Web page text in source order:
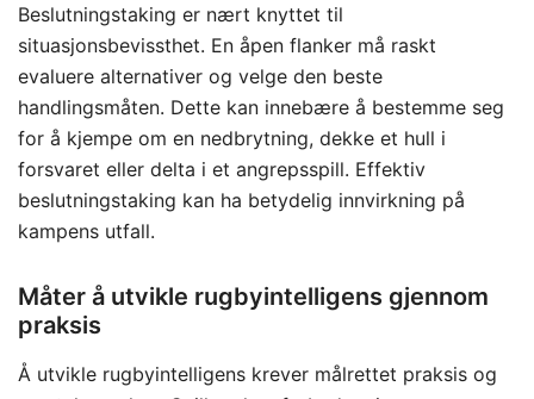
Beslutningstaking er nært knyttet til
situasjonsbevissthet. En åpen flanker må raskt
evaluere alternativer og velge den beste
handlingsmåten. Dette kan innebære å bestemme seg
for å kjempe om en nedbrytning, dekke et hull i
forsvaret eller delta i et angrepsspill. Effektiv
beslutningstaking kan ha betydelig innvirkning på
kampens utfall.
Måter å utvikle rugbyintelligens gjennom
praksis
Å utvikle rugbyintelligens krever målrettet praksis og